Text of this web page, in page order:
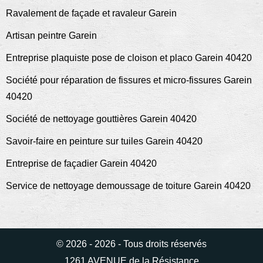
Ravalement de façade et ravaleur Garein
Artisan peintre Garein
Entreprise plaquiste pose de cloison et placo Garein 40420
Société pour réparation de fissures et micro-fissures Garein
40420
Société de nettoyage gouttières Garein 40420
Savoir-faire en peinture sur tuiles Garein 40420
Entreprise de façadier Garein 40420
Service de nettoyage demoussage de toiture Garein 40420
© 2026 - 2026 - Tous droits réservés